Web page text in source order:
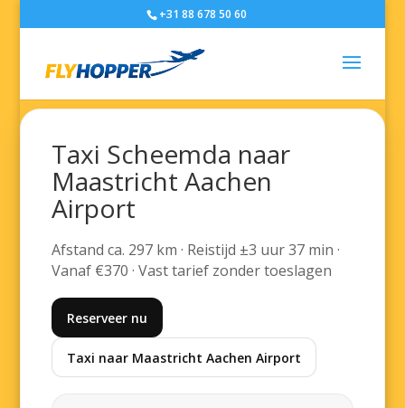
+31 88 678 50 60
Taxi Scheemda naar
Maastricht Aachen
Airport
Afstand ca. 297 km · Reistijd ±3 uur 37 min ·
Vanaf €370 · Vast tarief zonder toeslagen
Reserveer nu
Taxi naar Maastricht Aachen Airport